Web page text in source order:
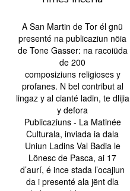
A San Martin de Tor él gnü
presenté na publicaziun nöia
de Tone Gasser: na racoiüda
de 200
composiziuns religioses y
profanes. N bel contribut al
lingaz y al cianté ladin, te dlijia
y defora
Publicaziuns - La Matinée
Culturala, inviada ia dala
Uniun Ladins Val Badia le
Lönesc de Pasca, ai 17
d’aurí, é ince stada l’ocajiun
da i presenté ala jënt dla